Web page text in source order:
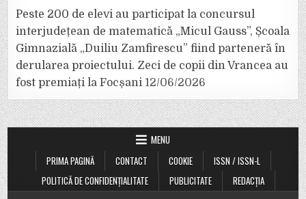
Peste 200 de elevi au participat la concursul
interjudețean de matematică „Micul Gauss”, Școala
Gimnazială „Duiliu Zamfirescu” fiind parteneră în
derularea proiectului. Zeci de copii din Vrancea au
fost premiați la Focșani 12/06/2026
MENU
PRIMA PAGINĂ
CONTACT COOKIE
ISSN / ISSN-L
POLITICĂ DE CONFIDENȚIALITATE
PUBLICITATE REDACȚIA